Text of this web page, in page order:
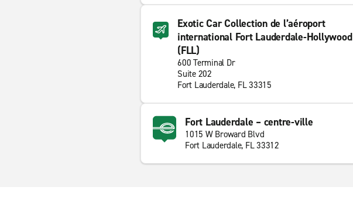
Exotic Car Collection de l’aéroport
international Fort Lauderdale-Hollywood
(FLL)
600 Terminal Dr
Suite 202
Fort Lauderdale, FL 33315
Fort Lauderdale – centre-ville
1015 W Broward Blvd
Fort Lauderdale, FL 33312